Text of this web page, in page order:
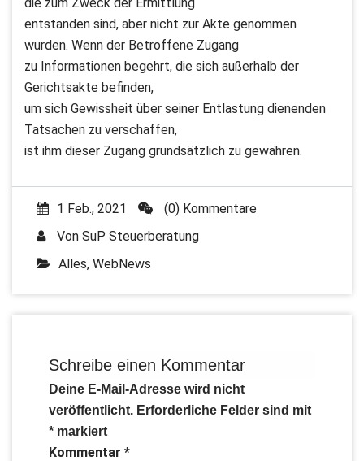
entstanden sind, aber nicht zur Akte genommen
wurden. Wenn der Betroffene Zugang
zu Informationen begehrt, die sich außerhalb der
Gerichtsakte befinden,
um sich Gewissheit über seiner Entlastung dienenden
Tatsachen zu verschaffen,
ist ihm dieser Zugang grundsätzlich zu gewähren.
1 Feb., 2021
(0) Kommentare
Von SuP Steuerberatung
Alles, WebNews
Schreibe einen Kommentar
Deine E-Mail-Adresse wird nicht
veröffentlicht. Erforderliche Felder sind mit
* markiert
Kommentar *